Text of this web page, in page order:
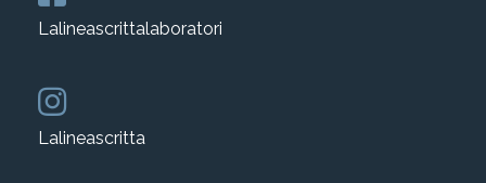
Lalineascrittalaboratori
Lalineascritta